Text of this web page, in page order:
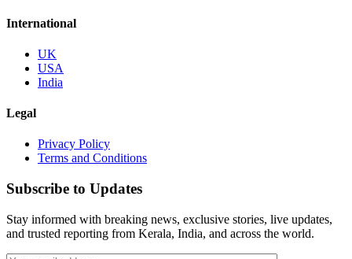
International
UK
USA
India
Legal
Privacy Policy
Terms and Conditions
Subscribe to Updates
Stay informed with breaking news, exclusive stories, live updates,
and trusted reporting from Kerala, India, and across the world.